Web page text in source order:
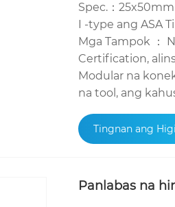
Spec.：25x50mm
I -type ang ASA
Mga Tampok ：
Certification,
Modular na
na tool, ang
Tingnan ang
Panlabas na